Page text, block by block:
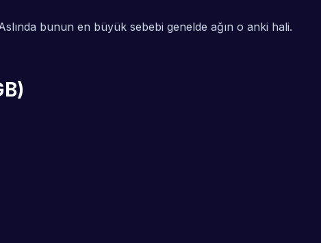
bunun en büyük sebebi genelde ağın o anki hali.